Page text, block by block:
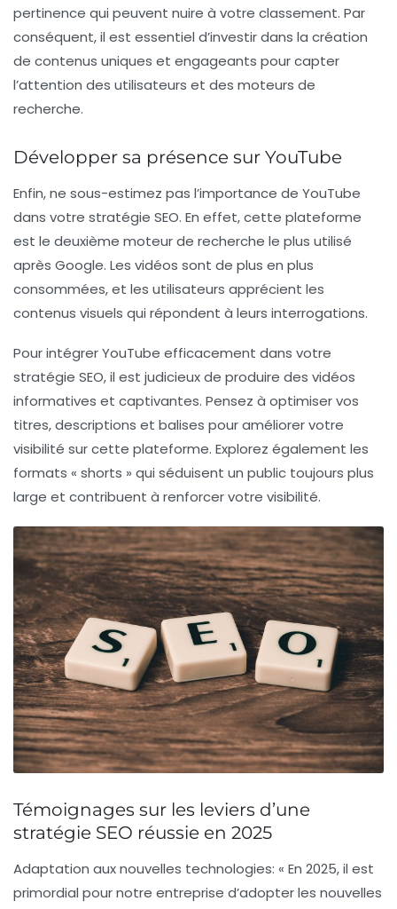
pertinence qui peuvent nuire à votre classement. Par
conséquent, il est essentiel d’investir dans la création
de contenus uniques et engageants pour capter
l’attention des utilisateurs et des moteurs de
recherche.
Développer sa présence sur YouTube
Enfin, ne sous-estimez pas l’importance de YouTube
dans votre stratégie SEO. En effet, cette plateforme
est le deuxième moteur de recherche le plus utilisé
après Google. Les vidéos sont de plus en plus
consommées, et les utilisateurs apprécient les
contenus visuels qui répondent à leurs interrogations.
Pour intégrer YouTube efficacement dans votre
stratégie SEO, il est judicieux de produire des vidéos
informatives et captivantes. Pensez à optimiser vos
titres, descriptions et balises pour améliorer votre
visibilité sur cette plateforme. Explorez également les
formats « shorts » qui séduisent un public toujours plus
large et contribuent à renforcer votre visibilité.
Témoignages sur les leviers d’une
stratégie SEO réussie en 2025
Adaptation aux nouvelles technologies: « En 2025, il est
primordial pour notre entreprise d’adopter les nouvelles